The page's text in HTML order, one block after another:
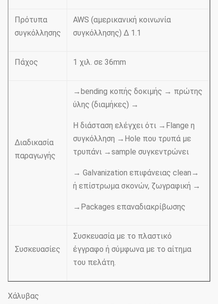
Πρότυπα
συγκόλλησης
AWS (αμερικανική κοινωνία
συγκόλλησης) Δ 1.1
Πάχος 1 χιλ. σε 36mm
Διαδικασία
παραγωγής
→bending κοπής δοκιμής → πρώτης
ύλης (διαμήκες) →
Η διάσταση ελέγχει ότι →Flange η
συγκόλληση →Hole που τρυπά με
τρυπάνι →sample συγκεντρώνει
→ Galvanization επιφάνειας clean→
ή επίστρωμα σκονών, ζωγραφική →
→Packages επαναδιακρίβωσης
Συσκευασίες
Συσκευασία με το πλαστικό
έγγραφο ή σύμφωνα με το αίτημα
του πελάτη.
Χάλυβας